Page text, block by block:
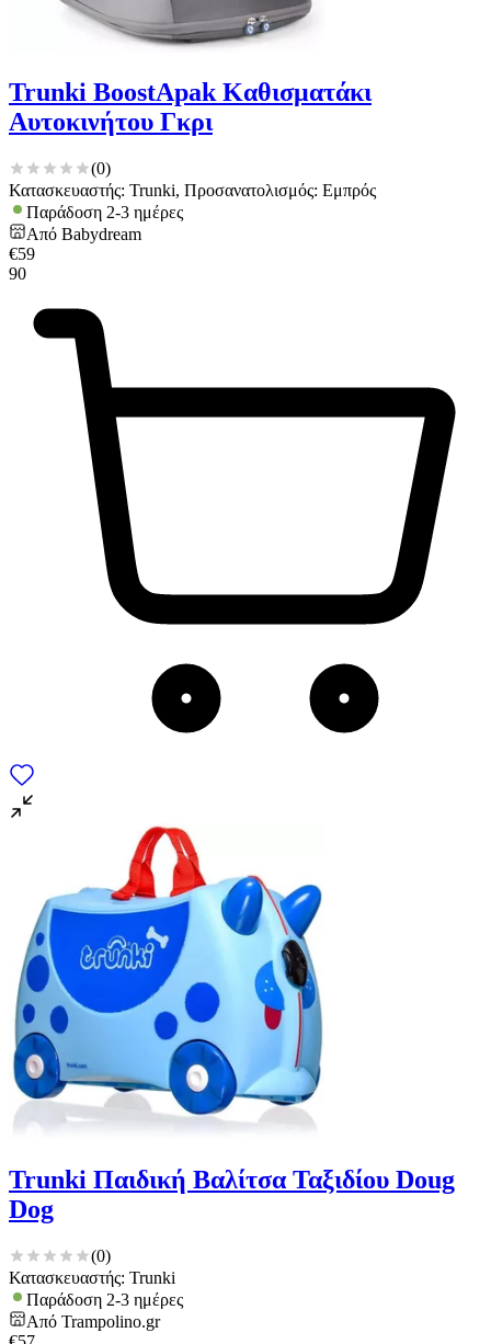
Trunki BoostApak Καθισματάκι
Αυτοκινήτου Γκρι
(0)
Κατασκευαστής: Trunki, Προσανατολισμός: Εμπρός
Παράδοση 2-3 ημέρες
Από Babydream
€59
90
Trunki Παιδική Βαλίτσα Ταξιδίου Doug
Dog
(0)
Κατασκευαστής: Trunki
Παράδοση 2-3 ημέρες
Από Trampolino.gr